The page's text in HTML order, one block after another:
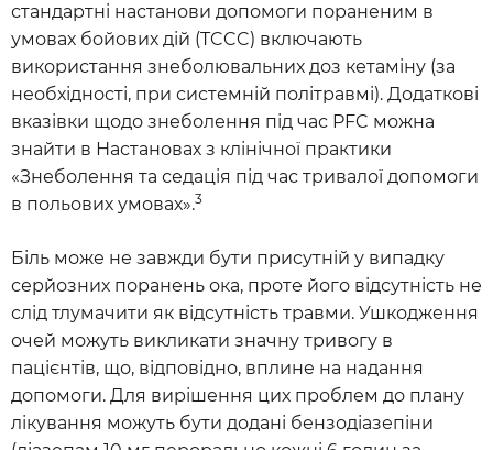
стандартні настанови допомоги пораненим в
умовах бойових дій (TCCC) включають
використання знеболювальних доз кетаміну (за
необхідності, при системній політравмі). Додаткові
вказівки щодо знеболення під час PFC можна
знайти в Настановах з клінічної практики
«Знеболення та седація під час тривалої допомоги
в польових умовах».3
Біль може не завжди бути присутній у випадку
серйозних поранень ока, проте його відсутність не
слід тлумачити як відсутність травми. Ушкодження
очей можуть викликати значну тривогу в
пацієнтів, що, відповідно, вплине на надання
допомоги. Для вирішення цих проблем до плану
лікування можуть бути додані бензодіазепіни